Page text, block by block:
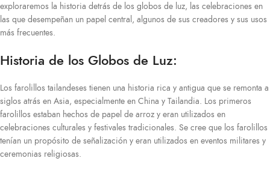
exploraremos la historia detrás de los globos de luz, las celebraciones en
las que desempeñan un papel central, algunos de sus creadores y sus usos
más frecuentes.
Historia de los Globos de Luz:
Los farolillos tailandeses tienen una historia rica y antigua que se remonta a
siglos atrás en Asia, especialmente en China y Tailandia. Los primeros
farolillos estaban hechos de papel de arroz y eran utilizados en
celebraciones culturales y festivales tradicionales. Se cree que los farolillos
tenían un propósito de señalización y eran utilizados en eventos militares y
ceremonias religiosas.